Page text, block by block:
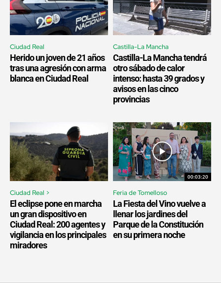
Ciudad Real
Herido un joven de 21 años
tras una agresión con arma
blanca en Ciudad Real
Castilla-La Mancha
Castilla-La Mancha tendrá
otro sábado de calor
intenso: hasta 39 grados y
avisos en las cinco
provincias
Ciudad Real >
El eclipse pone en marcha
un gran dispositivo en
Ciudad Real: 200 agentes y
vigilancia en los principales
miradores
00:03:20
Feria de Tomelloso
La Fiesta del Vino vuelve a
llenar los jardines del
Parque de la Constitución
en su primera noche